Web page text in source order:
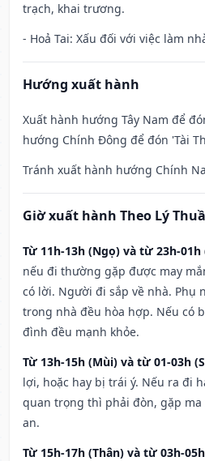
trạch, khai trương.
- Hoả Tai: Xấu đối với việc làm
Hướng xuất hành
Xuất hành hướng Tây Nam để
hướng Chính Đông để đón 'Tài
Tránh xuất hành hướng Chính
Giờ xuất hành Theo Lý
Từ 11h-13h (Ngọ) và từ 23h-01h
nếu đi thường gặp được may
có lời. Người đi sắp về nhà. Phụ
trong nhà đều hòa hợp. Nếu có
đình đều mạnh khỏe.
Từ 13h-15h (Mùi) và từ 01-03h
lợi, hoặc hay bị trái ý. Nếu ra đi
quan trọng thì phải đòn, gặp
an.
Từ 15h-17h (Thân) và từ 03h-